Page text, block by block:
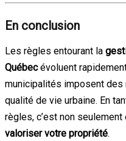
En conclusion
Les règles entourant la
Québecévoluent
municipalités imposent
qualité de vie urbaine. En
règles, c’est non
valoriser votre propriété.